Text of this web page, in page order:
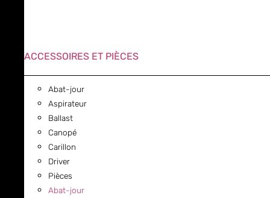
ACCESSOIRES ET PIÈCES
Abat-jour
Aspirateur
Ballast
Canopé
Carillon
Driver
Pièces
Abat-jour